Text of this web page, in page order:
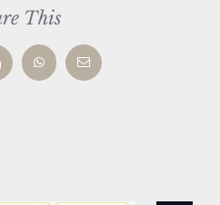
This
WhatsAppEmail